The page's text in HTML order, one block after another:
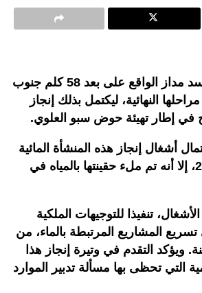
بلغت أشغال إنجاز سد مداز الواقع على بعد 58 كلم جنوب
النهائية، ليكتمل بذلك إنجاز
إطار تهيئة حوض سبو العلوي.
أشغال إنجاز هذه المنشأة المائية
في متم أكتوبر 2024، إلا أنه تم ملء حقينتها بالمياه في
تنفيذا للتوجيهات الملكية
تسريع المشاريع المرتبطة بالماء، من
ويؤكد التقدم في وتيرة إنجاز هذا
التي تحظى بها مسألة تدبير الموارد